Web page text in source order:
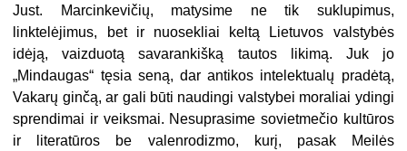
Just. Marcinkevičių, matysime ne tik suklupimus,
linktelėjimus, bet ir nuosekliai keltą Lietuvos valstybės
idėją, vaizduotą savarankišką tautos likimą. Juk jo
„Mindaugas“ tęsia seną, dar antikos intelektualų pradėtą,
Vakarų ginčą, ar gali būti naudingi valstybei moraliai ydingi
sprendimai ir veiksmai. Nesuprasime sovietmečio kultūros
ir literatūros be valenrodizmo, kurį, pasak Meilės